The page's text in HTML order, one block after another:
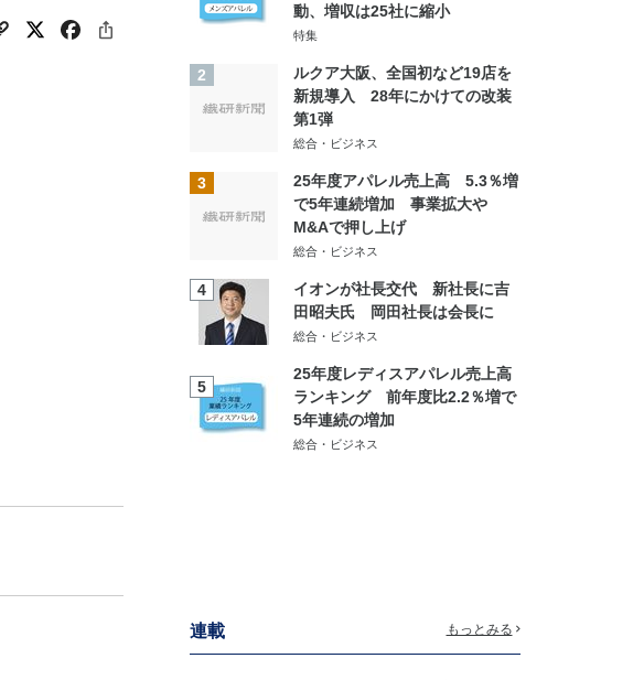
動、増収は25社に縮小
特集
2
ルクア大阪、全国初など19店を
新規導入 28年にかけての改装
第1弾
総合・ビジネス
3
25年度アパレル売上高 5.3％増
で5年連続増加 事業拡大や
M&Aで押し上げ
総合・ビジネス
4
イオンが社長交代 新社長に吉
田昭夫氏 岡田社長は会長に
総合・ビジネス
5
25年度レディスアパレル売上高
ランキング 前年度比2.2％増で
5年連続の増加
総合・ビジネス
連載 もっとみる